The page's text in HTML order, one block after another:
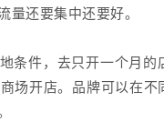
量还要集中还要好。
条件，去只开一个月的
场开店。 品牌可以在不